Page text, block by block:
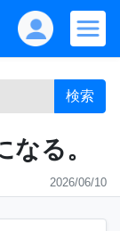
検索
る。
2026/06/10